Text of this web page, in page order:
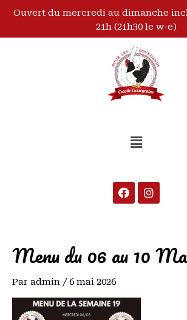
Ouvert du mercredi au dimanche
21h (21h30 le w-e)
Menu du 06 au 10
Par admin /6 mai 2026